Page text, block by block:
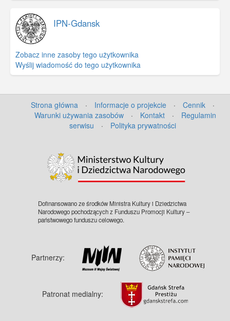
IPN-Gdansk
Zobacz inne zasoby tego użytkownika
Wyślij wiadomość do tego użytkownika
Strona główna · Informacje o projekcie · Cennik
·
Warunki używania zasobów
· Kontakt ·
Regulamin
serwisu
· Polityka prywatności
Dofinansowano ze środków Ministra Kultury i Dziedzictwa
Narodowego pochodzących z Funduszu Promocji Kultury –
państwowego funduszu celowego.
Partnerzy:
Patronat medialny: